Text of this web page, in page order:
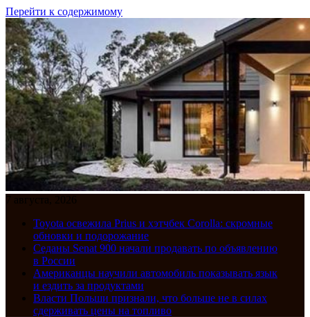
Перейти к содержимому
7 августа, 2026
Toyota освежила Prius и хэтчбек Corolla: скромные
обновки и подорожание
Седаны Senat 900 начали продавать по объявлению
в России
Американцы научили автомобиль показывать язык
и ездить за продуктами
Власти Польши признали, что больше не в силах
сдерживать цены на топливо